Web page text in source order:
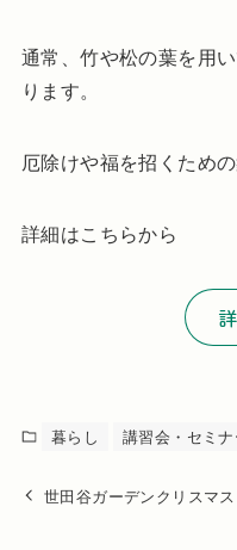
通常、竹や松の葉を用
ります。
厄除けや福を招くため
詳細はこちらから
暮らし 講習会・セミナ
世田谷ガーデンクリスマ